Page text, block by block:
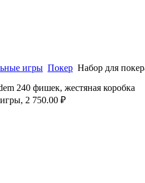
игры Покер Набор для
240 фишек, жестяная коробка
2 750.00 ₽